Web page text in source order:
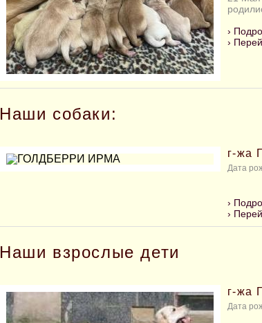
›
›
Наши собаки:
г-жа
Дата
›
›
Наши взрослые дети
г-жа
Дата